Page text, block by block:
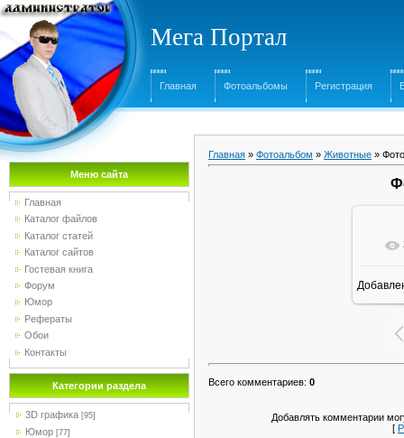
Мега Портал
Главная Фотоальбомы Регистрация
Меню сайта
Главная
Каталог файлов
Каталог статей
Каталог сайтов
Гостевая книга
Форум
Юмор
Рефераты
Обои
Контакты
Категории раздела
3D графика [95]
Юмор [77]
Главная » Фотоальбом » Животные »
Всего комментариев: 0
Добавлять комментарии
[